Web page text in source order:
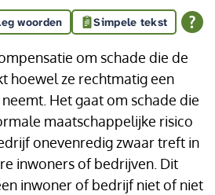
woorden Simpele tekst
om schade die de
hoewel ze rechtmatig een
Het gaat om schade die
maatschappelijke risico
onevenredig zwaar treft in
inwoners of bedrijven. Dit
inwoner of bedrijf niet of niet